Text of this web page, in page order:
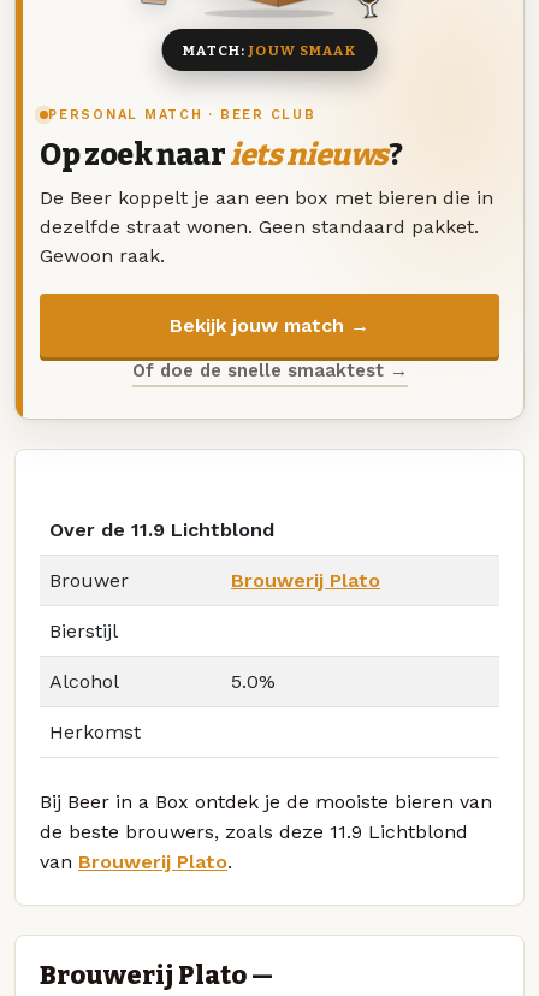
PERSONAL MATCH · BEER CLUB
Op zoek naariets nieuws?
De Beer koppelt je aan een box met bieren die in
dezelfde straat wonen. Geen standaard pakket.
Gewoon raak.
Bekijk jouw match →
Of doe de snelle smaaktest →
MATCH:JOUW SMAAK
Over de 11.9 Lichtblond
Brouwer Brouwerij Plato
Bierstijl
Alcohol 5.0%
Herkomst
Bij Beer in a Box ontdek je de mooiste bieren van
de beste brouwers, zoals deze 11.9 Lichtblond
van Brouwerij Plato.
Brouwerij Plato —